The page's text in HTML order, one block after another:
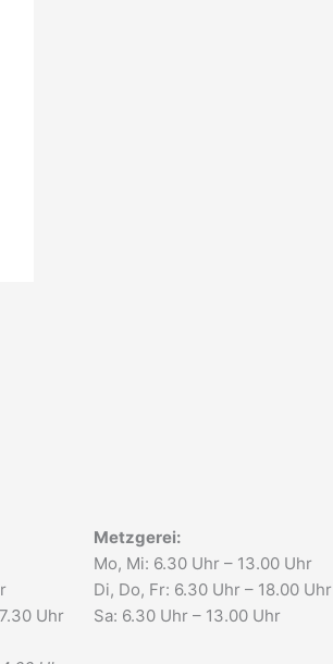
Uhr
Metzgerei:
Mo, Mi: 6.30 Uhr – 13.00 Uhr
Di, Do, Fr: 6.30 Uhr – 18.00 Uhr
Sa: 6.30 Uhr – 13.00 Uhr